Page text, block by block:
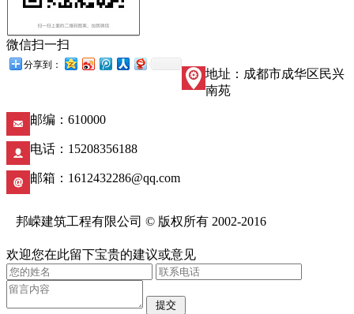
微信扫一扫
分享到：
地址：成都市成华区民兴
南苑
邮编：610000
电话：15208356188
邮箱：1612432286@qq.com
邦嵘建筑工程有限公司 © 版权所有 2002-2016
欢迎您在此留下宝贵的建议或意见